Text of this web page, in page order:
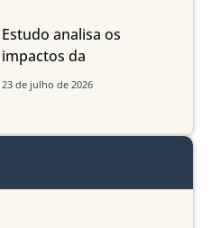
Estudo analisa os
impactos da
infraestrutura logística
do Sul
23 de julho de 2026